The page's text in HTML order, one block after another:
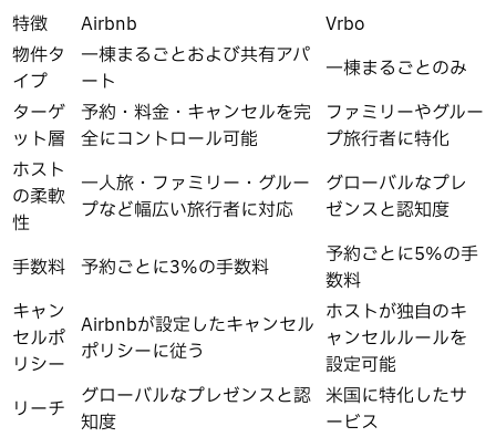
特徴 Airbnb
Vrbo
物件タ
イプ
一棟まるごとおよび共有アパ
ート
一棟まるごとのみ
ターゲ
ット層
予約・料金・キャンセルを完
全にコントロール可能
ファミリーやグルー
プ旅行者に特化
ホスト
の柔軟
性
一人旅・ファミリー・グルー
プなど幅広い旅行者に対応
グローバルなプレ
ゼンスと認知度
手数料 予約ごとに3%の手数料
予約ごとに5%の手
数料
キャン
セルポ
リシー
Airbnbが設定したキャンセル
ポリシーに従う
ホストが独自のキ
ャンセルルールを
設定可能
リーチ
グローバルなプレゼンスと認
知度
米国に特化したサ
ービス